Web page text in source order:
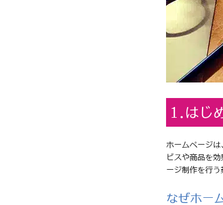
1.はじ
ホームページ
ビスや商品を
ージ制作を行う
なぜホー